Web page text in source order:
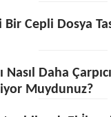
Cepli Dosya
Nasıl Daha
Muydunuz?